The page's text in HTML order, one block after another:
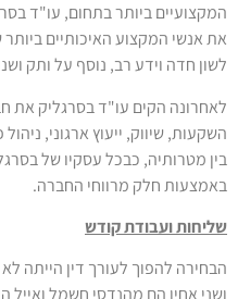
המקצועיים ביותר בתחום, עו"ד
את אנשי המקצוע האיכותיים
לשון חדה וידע רב, נוסף על ותק
לאחרונה הקים עו"ד בסרגליק את
השקעות, שיווק, ייעוץ ארגוני,
בין מטרותיה, כבכל עסקיו של
באמצעות חלק מרווחי החברה.
שליחות ועבודת קודש
הבחירה להפוך לעורך דין הייתה
ושני אחיו הם מהנדסי חשמל